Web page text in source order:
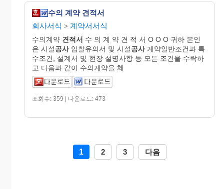
수의 계약 견적서
회사서식 > 계약서서식
수의계약 견적서 수 의 계 약 견 적 서 O O O 귀하 본인
은 시설공사입찰유의서 및 시설공사계약일반조건과 특
수조건, 설계서 및 현장 설명사항 등 모든 조건을 수락하
고 다음과 같이 수의계약을 쳬
조회수: 359 | 다운로드: 473
1 2 3 다음